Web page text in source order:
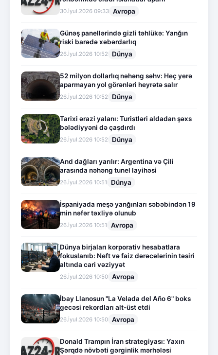
30.İyul.2026 09:33 Avropa
Günəş panellərində gizli təhlükə: Yanğın
riski barədə xəbərdarlıq
26.İyul.2026 10:52 Dünya
52 milyon dollarlıq nəhəng səhv: Heç yerə
aparmayan yol görənləri heyrətə salır
26.İyul.2026 10:52 Dünya
Tarixi ərazi yalanı: Turistləri aldadan şəxs
bələdiyyəni də çaşdırdı
26.İyul.2026 10:52 Dünya
And dağları yarılır: Argentina və Çili
arasında nəhəng tunel layihəsi
26.İyul.2026 10:51 Dünya
İspaniyada meşə yanğınları səbəbindən 19
min nəfər təxliyə olunub
26.İyul.2026 10:51 Avropa
Dünya birjaları korporativ hesabatlara
fokuslanıb: Neft və faiz dərəcələrinin təsiri
altında cari vəziyyət
26.İyul.2026 10:50 Avropa
İbay Llanosun "La Velada del Año 6" boks
gecəsi rekordları alt-üst etdi
26.İyul.2026 10:50 Avropa
Donald Trampın İran strategiyası: Yaxın
Şərqdə növbəti gərginlik mərhələsi